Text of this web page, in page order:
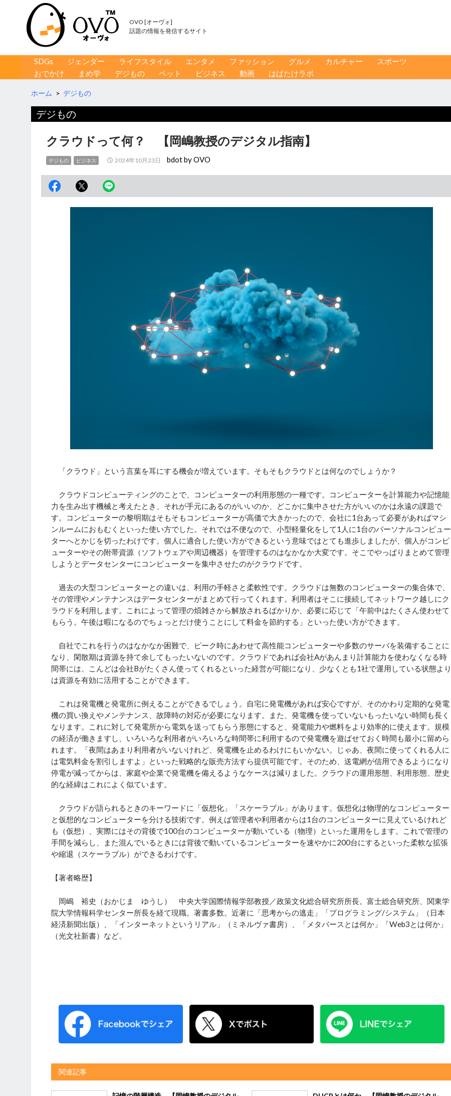
OVO [オーヴォ]
話題の情報を発信するサイト
コンテンツへ移動
SDGs ジェンダー ライフスタイル エンタメ ファッション グルメ カルチャー
スポーツ
おでかけ
まめ学 デジもの ペット ビジネス 動画 はばたけラボ
ホーム > デジもの
デジもの
クラウドって何？ 【岡嶋教授のデジタル指南】
デジもの ビジネス 2024年10月23日 bdot by OVO
「クラウド」という言葉を耳にする機会が増えています。そもそもクラウドとは何なのでしょうか？
クラウドコンピューティングのことで、コンピューターの利用形態の一種です。コンピューターを計算能力や記憶能
力を生み出す機械と考えたとき、それが手元にあるのがいいのか、どこかに集中させた方がいいのかは永遠の課題で
す。コンピューターの黎明期はそもそもコンピューターが高価で大きかったので、会社に1台あって必要があればマシ
ンルームにおもむくといった使い方でした。それでは不便なので、小型軽量化をして1人に1台のパーソナルコンピュー
ターへとかじを切ったわけです。個人に適合した使い方ができるという意味ではとても進歩しましたが、個人がコンピ
ューターやその附帯資源（ソフトウェアや周辺機器）を管理するのはなかなか大変です。そこでやっぱりまとめて管理
しようとデータセンターにコンピューターを集中させたのがクラウドです。
過去の大型コンピューターとの違いは、利用の手軽さと柔軟性です。クラウドは無数のコンピューターの集合体で、
その管理やメンテナンスはデータセンターがまとめて行ってくれます。利用者はそこに接続してネットワーク越しにク
ラウドを利用します。これによって管理の煩雑さから解放されるばかりか、必要に応じて「午前中はたくさん使わせて
もらう。午後は暇になるのでちょっとだけ使うことにして料金を節約する」といった使い方ができます。
自社でこれを行うのはなかなか困難で、ピーク時にあわせて高性能コンピューターや多数のサーバを装備することに
なり、閑散期は資源を持て余してもったいないのです。クラウドであれば会社Aがあんまり計算能力を使わなくなる時
間帯には、こんどは会社Bがたくさん使ってくれるといった経営が可能になり、少なくとも1社で運用している状態より
は資源を有効に活用することができます。
これは発電機と発電所に例えることができるでしょう。自宅に発電機があれば安心ですが、そのかわり定期的な発電
機の買い換えやメンテナンス、故障時の対応が必要になります。また、発電機を使っていないもったいない時間も長く
なります。これに対して発電所から電気を送ってもらう形態にすると、発電能力や燃料をより効率的に使えます。規模
の経済が働きますし、いろいろな利用者がいろいろな時間帯に利用するので発電機を遊ばせておく時間も最小に留めら
れます。「夜間はあまり利用者がいないけれど、発電機を止めるわけにもいかない。じゃあ、夜間に使ってくれる人に
は電気料金を割引しますよ」といった戦略的な販売方法すら提供可能です。そのため、送電網が信用できるようになり
停電が減ってからは、家庭や企業で発電機を備えるようなケースは減りました。クラウドの運用形態、利用形態、歴史
的な経緯はこれによく似ています。
クラウドが語られるときのキーワードに「仮想化」「スケーラブル」があります。仮想化は物理的なコンピューター
と仮想的なコンピューターを分ける技術です。例えば管理者や利用者からは1台のコンピューターに見えているけれど
も（仮想）、実際にはその背後で100台のコンピューターが動いている（物理）といった運用をします。これで管理の
手間を減らし、また混んでいるときには背後で動いているコンピューターを速やかに200台にするといった柔軟な拡張
や縮退（スケーラブル）ができるわけです。
【著者略歴】
岡嶋 裕史（おかじま ゆうし） 中央大学国際情報学部教授／政策文化総合研究所所長。富士総合研究所、関東学
院大学情報科学センター所長を経て現職。著書多数。近著に「思考からの逃走」「プログラミング/システム」（日本
経済新聞出版）、「インターネットというリアル」（ミネルヴァ書房）、「メタバースとは何か」「Web3とは何か」
（光文社新書）など。
関連記事